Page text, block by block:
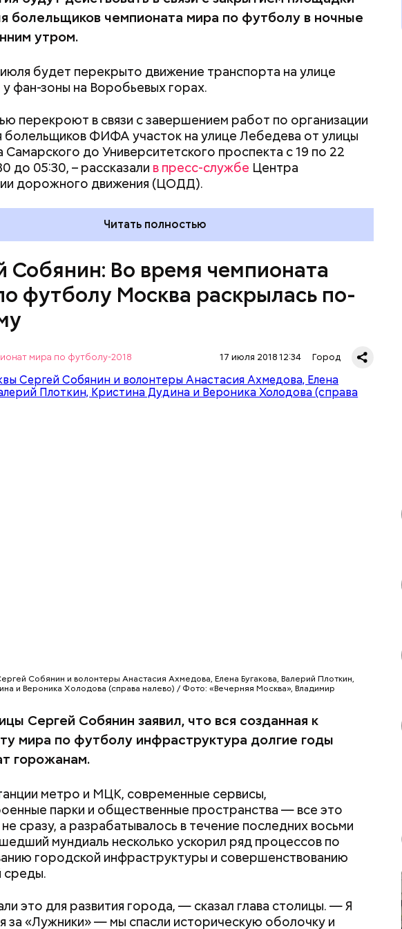
болельщиков чемпионата мира по футболу в ночные
утром.
будет перекрыто движение транспорта на улице
фан-зоны на Воробьевых горах.
перекроют в связи с завершением работ по организации
болельщиков ФИФА участок на улице Лебедева от улицы
Самарского до Университетского проспекта с 19 по 22
до 05:30, – рассказали в пресс-службе Центра
дорожного движения (ЦОДД).
Читать полностью
Собянин: Во время чемпионата
футболу Москва раскрылась по-
мира по футболу-2018 17 июля 2018 12:34 Город
Собянин и волонтеры Анастасия Ахмедова, Елена Бугакова, Валерий Плоткин,
и Вероника Холодова (справа налево) / Фото: «Вечерняя Москва», Владимир
Сергей Собянин заявил, что вся созданная к
мира по футболу инфраструктура долгие годы
горожанам.
метро и МЦК, современные сервисы,
парки и общественные пространства — все это
сразу, а разрабатывалось в течение последних восьми
мундиаль несколько ускорил ряд процессов по
городской инфраструктуры и совершенствованию
среды.
это для развития города, — сказал глава столицы. — Я
за «Лужники» — мы спасли историческую оболочку и
миллиона москвичей вышли на улицы, они праздновали
была другая история, единение болельщиков, —
мэр те события. — Москва раскрылась по-другому:
радушие ждали всех гостей чемпионата